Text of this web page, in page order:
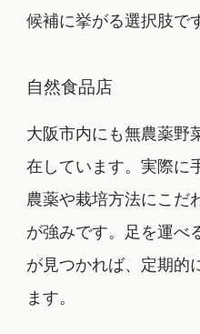
候補に挙がる選択肢で
自然食品店
大阪市内にも無農薬野
在しています。実際に
農薬や栽培方法にこだ
が強みです。足を運べ
が見つかれば、定期的
ます。